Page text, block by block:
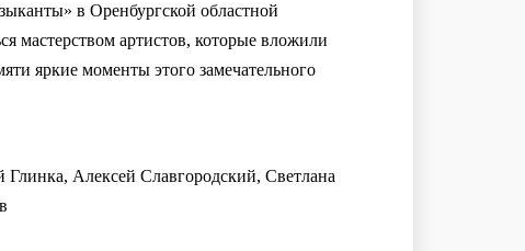
в Оренбургской областной
мастерством артистов, которые вложили
яркие моменты этого замечательного
Алексей Славгородский, Светлана